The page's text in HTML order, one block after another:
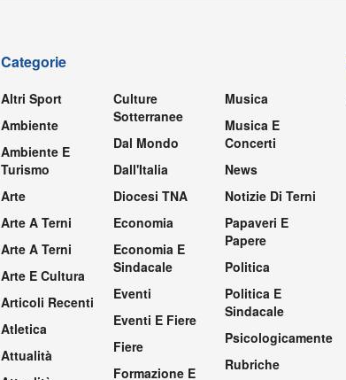
Categorie
Altri Sport
Ambiente
Ambiente E
Turismo
Arte
Arte A Terni
Arte A Terni
Arte E Cultura
Articoli Recenti
Atletica
Attualità
Culture
Sotterranee
Dal Mondo
Dall'Italia
Diocesi TNA
Economia
Economia E
Sindacale
Eventi
Eventi E Fiere
Fiere
Formazione E
Musica
Musica E
Concerti
News
Notizie Di Terni
Papaveri E
Papere
Politica
Politica E
Sindacale
Psicologicamente
Rubriche